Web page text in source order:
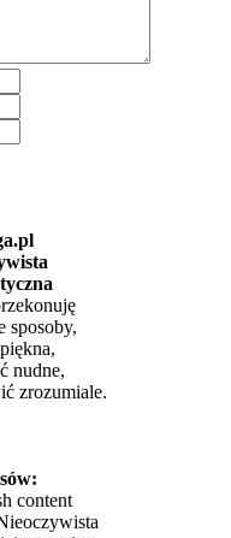
sposoby,
nudne,
zrozumiale.
content